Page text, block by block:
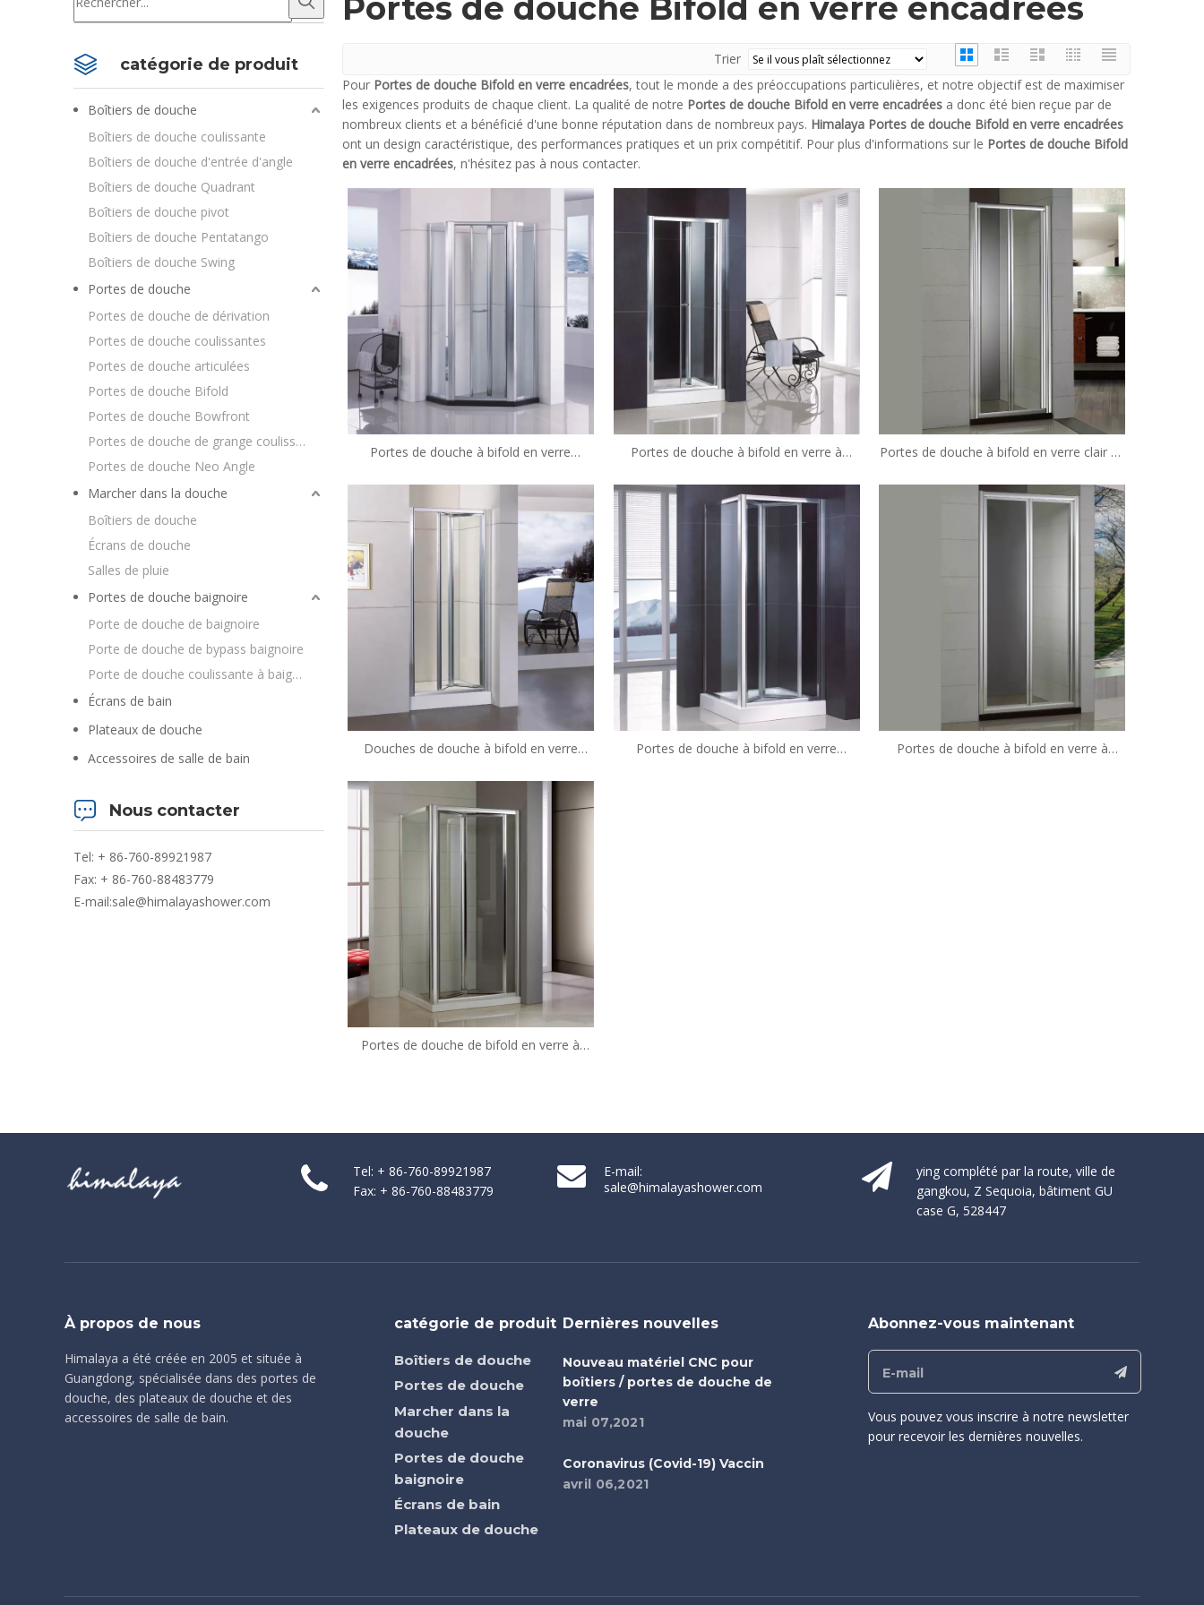
catégorie de produit
Boîtiers de douche
Boîtiers de douche coulissante
Boîtiers de douche d'entrée d'angle
Boîtiers de douche Quadrant
Boîtiers de douche pivot
Boîtiers de douche Pentatango
Boîtiers de douche Swing
Portes de douche
Portes de douche de dérivation
Portes de douche coulissantes
Portes de douche articulées
Portes de douche Bifold
Portes de douche Bowfront
Portes de douche de grange coulissantes
Portes de douche Neo Angle
Marcher dans la douche
Boîtiers de douche
Écrans de douche
Salles de pluie
Portes de douche baignoire
Porte de douche de baignoire
Porte de douche de bypass baignoire
Porte de douche coulissante à baignoire
Écrans de bain
Plateaux de douche
Accessoires de salle de bain
Nous contacter
Tel: + 86-760-89921987
Fax: + 86-760-88483779
E-mail:sale@himalayashower.com
Portes de douche Bifold en verre encadrées
Trier
Pour Portes de douche Bifold en verre encadrées, tout le monde a des préoccupations particulières, et notre objectif est de maximiser
les exigences produits de chaque client. La qualité de notre Portes de douche Bifold en verre encadrées a donc été bien reçue par de
nombreux clients et a bénéficié d'une bonne réputation dans de nombreux pays. Himalaya Portes de douche Bifold en verre encadrées
ont un design caractéristique, des performances pratiques et un prix compétitif. Pour plus d'informations sur le Portes de douche Bifold
en verre encadrées, n'hésitez pas à nous contacter.
Portes de douche à bifold en verre
DB090)
Portes de douche à bifold en verre à
B090)
Portes de douche à bifold en verre clair en
Douches de douche à bifold en verre
Portes de douche à bifold en verre
Portes de douche à bifold en verre à
Portes de douche de bifold en verre à
Tel: + 86-760-89921987
Fax: + 86-760-88483779
E-mail:
sale@himalayashower.com
ying complété par la route, ville de
gangkou, Z Sequoia, bâtiment GU
case G, 528447
À propos de nous
Himalaya a été créée en 2005 et située à
Guangdong, spécialisée dans des portes de
douche, des plateaux de douche et des
accessoires de salle de bain.
catégorie de produit
Boîtiers de douche
Portes de douche
Marcher dans la
douche
Portes de douche
baignoire
Écrans de bain
Plateaux de douche
Dernières nouvelles
Nouveau matériel CNC pour
boîtiers / portes de douche de
verre
mai 07,2021
Coronavirus (Covid-19) Vaccin
avril 06,2021
Abonnez-vous maintenant
Vous pouvez vous inscrire à notre newsletter
pour recevoir les dernières nouvelles.